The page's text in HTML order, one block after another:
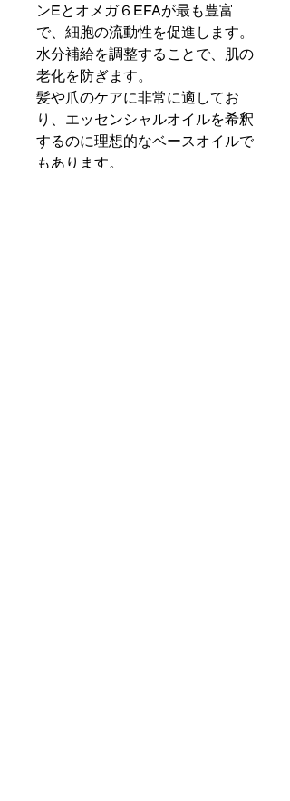
ンEとオメガ６EFAが最も豊富
で、細胞の流動性を促進します。
水分補給を調整することで、肌の
老化を防ぎます。
髪や爪のケアに非常に適してお
り、エッセンシャルオイルを希釈
するのに理想的なベースオイルで
もあります。